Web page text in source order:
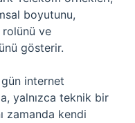
boyutunu,
ve
gösterir.
internet
yalnızca teknik bir
zamanda kendi